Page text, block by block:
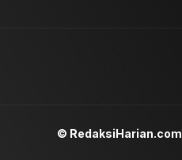
© RedaksiHarian.com